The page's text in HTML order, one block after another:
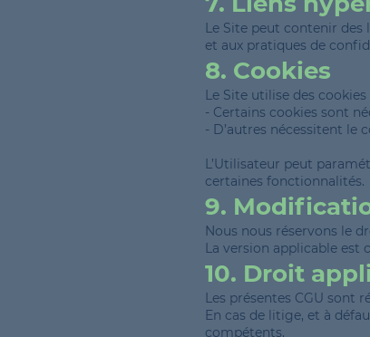
Le Site peut contenir des
et aux pratiques de
8. Cookies
Le Site utilise des
- Certains cookies sont
- D’autres nécessitent le
L’Utilisateur peut
certaines fonctionnalités.
9.
Nous nous réservons le
La version applicable est
10. Droit
Les présentes CGU sont
En cas de litige, et à
compétents.